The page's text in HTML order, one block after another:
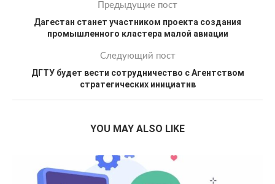
Предыдущие пост
Дагестан станет участником проекта создания
промышленного кластера малой авиации
Следующий пост
ДГТУ будет вести сотрудничество с Агентством
стратегических инициатив
YOU MAY ALSO LIKE